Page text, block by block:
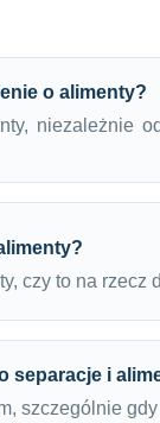
o alimenty?
niezależnie
czy to na
separacje i
szczególnie